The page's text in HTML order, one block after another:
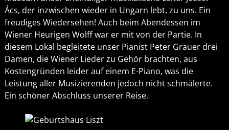
Ács, der inzwischen wieder in Ungarn lebt, zu uns. Ein
freudiges Wiedersehen! Auch beim Abendessen im
Wiener Heurigen Wolff war er mit von der Partie. In
diesem Lokal begleitete unser Pianist Peter Grauer drei
Damen, die Wiener Lieder zu Gehör brachten, aus
Kostengründen leider auf einem E-Piano, was die
Leistung aller Musizierenden jedoch nicht schmälerte.
Ein schöner Abschluss unserer Reise.